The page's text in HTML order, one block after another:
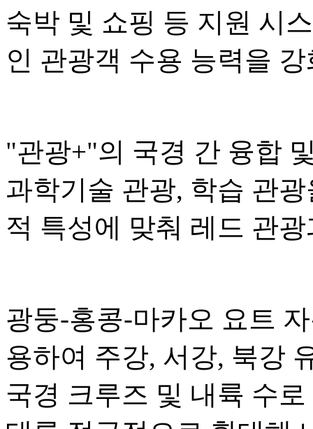
숙박 및 쇼핑 등 지원 시
인 관광객 수용 능력을
"관광+"의 국경 간 융합
과학기술 관광, 학습 관
적 특성에 맞춰 레드 관
광둥-홍콩-마카오 요트
용하여 주강, 서강, 북강
국경 크루즈 및 내륙 수